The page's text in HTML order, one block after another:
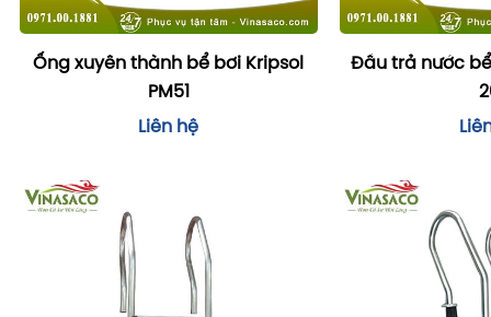
Ống xuyên thành bể bơi Kripsol
PM51
Liên hệ
Đầu trả nước